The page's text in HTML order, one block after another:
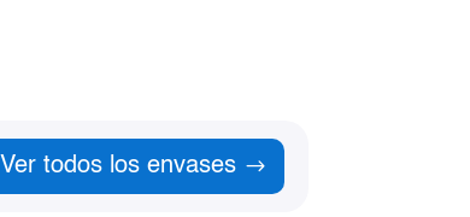
Ver todos los envases